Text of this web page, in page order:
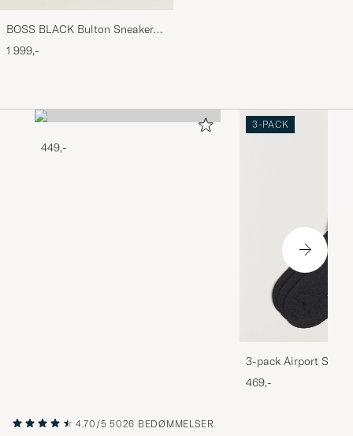
BOSS BLACK Bulton Sneaker
White
1 999,-
449,-
3-PACK
3-pack Airport
Melange
469,-
4.70/5 5026 BEDØMMELSER